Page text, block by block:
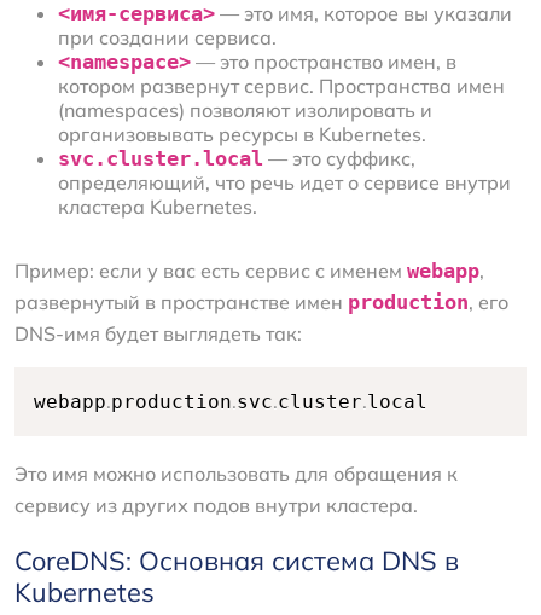
<имя-сервиса> — это имя, которое вы указали
при создании сервиса.
<namespace> — это пространство имен, в
котором развернут сервис. Пространства имен
(namespaces) позволяют изолировать и
организовывать ресурсы в Kubernetes.
svc.cluster.local — это суффикс,
определяющий, что речь идет о сервисе внутри
кластера Kubernetes.
Пример: если у вас есть сервис с именем webapp,
развернутый в пространстве имен production, его
DNS-имя будет выглядеть так:
webapp.production.svc.cluster.local
Это имя можно использовать для обращения к
сервису из других подов внутри кластера.
CoreDNS: Основная система DNS в
Kubernetes